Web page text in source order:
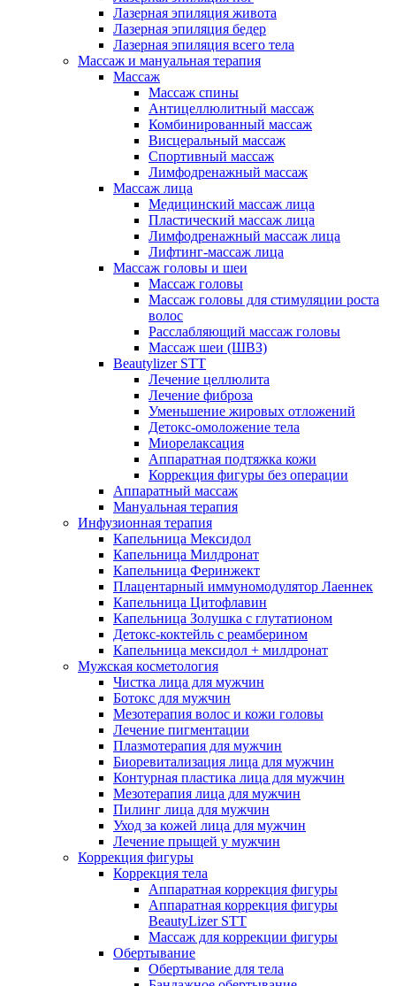
Лазерная эпиляция живота
Лазерная эпиляция бедер
Лазерная эпиляция всего тела
Массаж и мануальная терапия
Массаж
Массаж спины
Антицеллюлитный массаж
Комбинированный массаж
Висцеральный массаж
Спортивный массаж
Лимфодренажный массаж
Массаж лица
Медицинский массаж лица
Пластический массаж лица
Лимфодренажный массаж лица
Лифтинг-массаж лица
Массаж головы и шеи
Массаж головы
Массаж головы для стимуляции роста
волос
Расслабляющий массаж головы
Массаж шеи (ШВЗ)
Beautylizer STT
Лечение целлюлита
Лечение фиброза
Уменьшение жировых отложений
Детокс-омоложение тела
Миорелаксация
Аппаратная подтяжка кожи
Коррекция фигуры без операции
Аппаратный массаж
Мануальная терапия
Инфузионная терапия
Капельница Мексидол
Капельница Милдронат
Капельница Феринжект
Плацентарный иммуномодулятор Лаеннек
Капельница Цитофлавин
Капельница Золушка с глутатионом
Детокс-коктейль с реамберином
Капельница мексидол + милдронат
Мужская косметология
Чистка лица для мужчин
Ботокс для мужчин
Мезотерапия волос и кожи головы
Лечение пигментации
Плазмотерапия для мужчин
Биоревитализация лица для мужчин
Контурная пластика лица для мужчин
Мезотерапия лица для мужчин
Пилинг лица для мужчин
Уход за кожей лица для мужчин
Лечение прыщей у мужчин
Коррекция фигуры
Коррекция тела
Аппаратная коррекция фигуры
Аппаратная коррекция фигуры
BeautyLizer STT
Массаж для коррекции фигуры
Обертывание
Обертывание для тела